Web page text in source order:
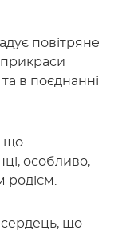
повітряне
в поєднанні
що
особливо,
родієм.
що